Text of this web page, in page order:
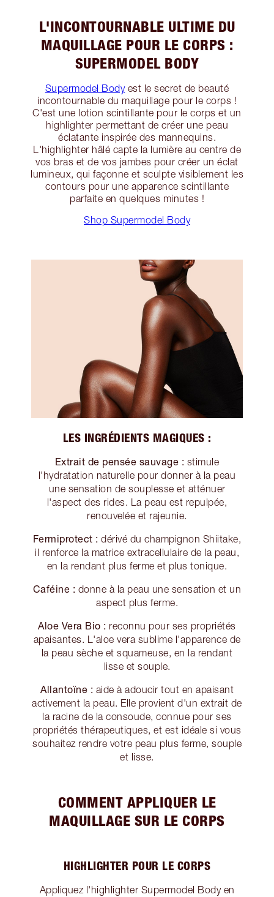
L'INCONTOURNABLE ULTIME DU
MAQUILLAGE POUR LE CORPS :
SUPERMODEL BODY
Supermodel Bodyest le secret de beauté
incontournable du maquillage pour le corps !
C'est une lotion scintillante pour le corps et un
highlighter permettant de créer une peau
éclatante inspirée des mannequins.
L'highlighter hâlé capte la lumière au centre de
vos bras et de vos jambes pour créer un éclat
lumineux, qui façonne et sculpte visiblement les
contours pour une apparence scintillante
parfaite en quelques minutes !
Shop Supermodel Body
LES INGRÉDIENTS MAGIQUES :
Extrait de pensée sauvage : stimule
l'hydratation naturelle pour donner à la peau
une sensation de souplesse et atténuer
l'aspect des rides. La peau est repulpée,
renouvelée et rajeunie.
Fermiprotect : dérivé du champignon Shiitake,
il renforce la matrice extracellulaire de la peau,
en la rendant plus ferme et plus tonique.
Caféine : donne à la peau une sensation et un
aspect plus ferme.
Aloe Vera Bio : reconnu pour ses propriétés
apaisantes. L'aloe vera sublime l'apparence de
la peau sèche et squameuse, en la rendant
lisse et souple.
Allantoïne : aide à adoucir tout en apaisant
activement la peau. Elle provient d'un extrait de
la racine de la consoude, connue pour ses
propriétés thérapeutiques, et est idéale si vous
souhaitez rendre votre peau plus ferme, souple
et lisse.
COMMENT APPLIQUER LE
MAQUILLAGE SUR LE CORPS
HIGHLIGHTER POUR LE CORPS
Appliquez l'highlighter Supermodel Body en